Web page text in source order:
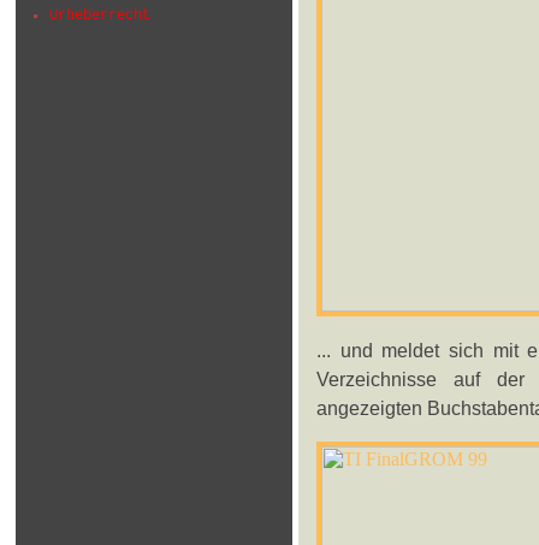
Urheberrecht
... und meldet sich mit
Verzeichnisse auf
angezeigten